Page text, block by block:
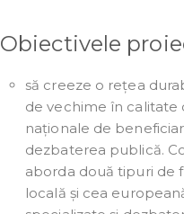
Obiectivele
să creeze o rețea
de vechime în
naționale de
dezbaterea publică.
aborda două tipuri de
locală și cea